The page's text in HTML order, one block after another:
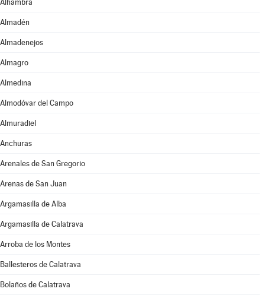
Alhambra
Almadén
Almadenejos
Almagro
Almedina
Almodóvar del Campo
Almuradiel
Anchuras
Arenales de San Gregorio
Arenas de San Juan
Argamasilla de Alba
Argamasilla de Calatrava
Arroba de los Montes
Ballesteros de Calatrava
Bolaños de Calatrava